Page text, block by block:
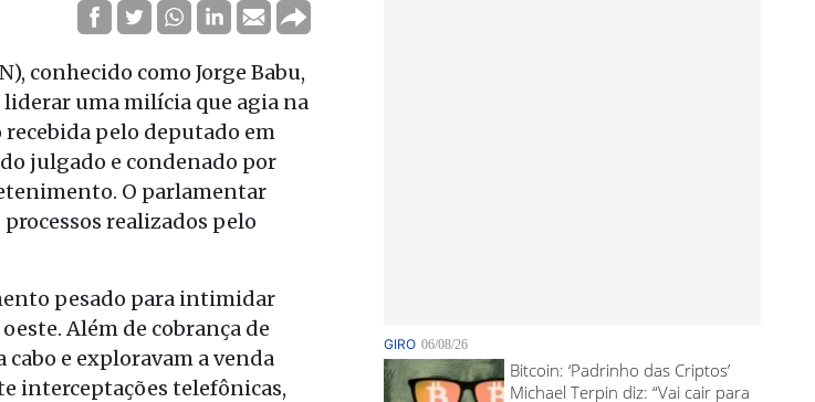
conhecido como Jorge Babu,
uma milícia que agia na
recebida pelo deputado em
julgado e condenado por
O parlamentar
realizados pelo
pesado para intimidar
Além de cobrança de
cabo e exploravam a venda
interceptações telefônicas,